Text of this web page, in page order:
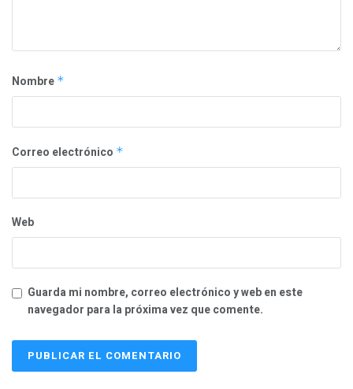
Nombre *
Correo electrónico *
Web
Guarda mi nombre, correo electrónico y web en este
navegador para la próxima vez que comente.